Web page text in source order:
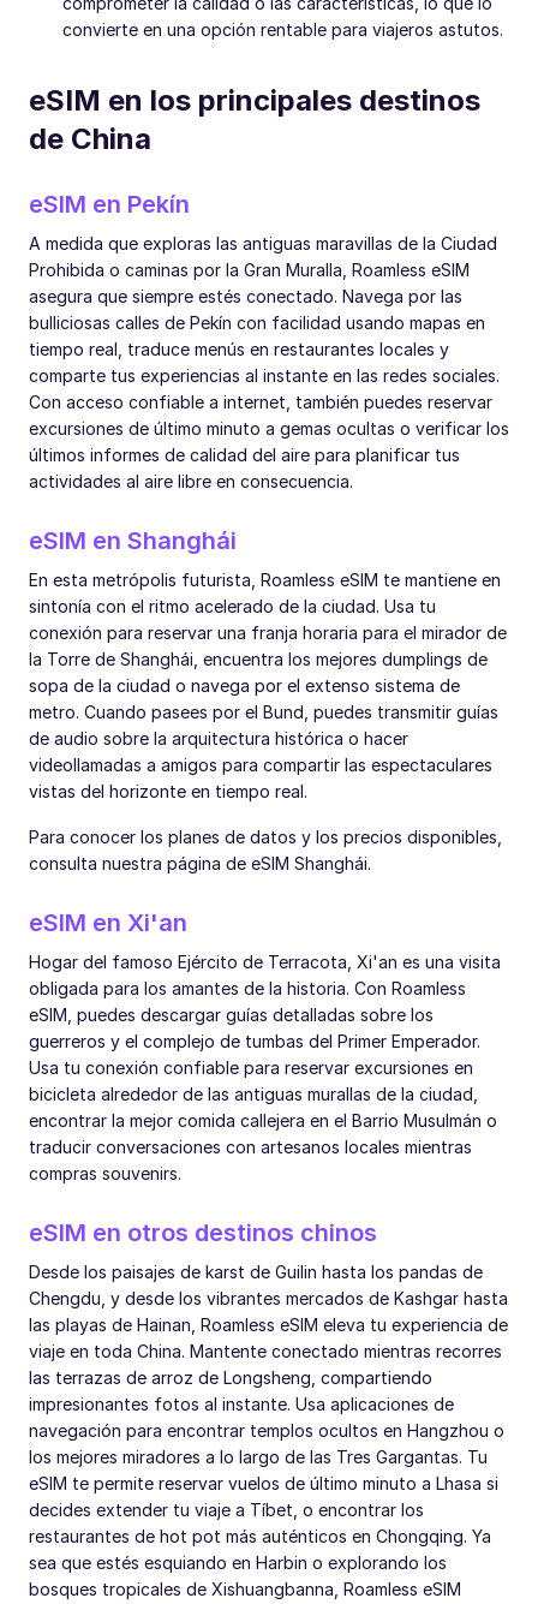
convierte en una opción rentable para viajeros astutos.
eSIM en los principales destinos
de China
eSIM en Pekín
A medida que exploras las antiguas maravillas de la Ciudad
Prohibida o caminas por la Gran Muralla, Roamless eSIM
asegura que siempre estés conectado. Navega por las
bulliciosas calles de Pekín con facilidad usando mapas en
tiempo real, traduce menús en restaurantes locales y
comparte tus experiencias al instante en las redes sociales.
Con acceso confiable a internet, también puedes reservar
excursiones de último minuto a gemas ocultas o verificar los
últimos informes de calidad del aire para planificar tus
actividades al aire libre en consecuencia.
eSIM en Shanghái
En esta metrópolis futurista, Roamless eSIM te mantiene en
sintonía con el ritmo acelerado de la ciudad. Usa tu
conexión para reservar una franja horaria para el mirador de
la Torre de Shanghái, encuentra los mejores dumplings de
sopa de la ciudad o navega por el extenso sistema de
metro. Cuando pasees por el Bund, puedes transmitir guías
de audio sobre la arquitectura histórica o hacer
videollamadas a amigos para compartir las espectaculares
vistas del horizonte en tiempo real.
Para conocer los planes de datos y los precios disponibles,
consulta nuestra página de eSIM Shanghái.
eSIM en Xi'an
Hogar del famoso Ejército de Terracota, Xi'an es una visita
obligada para los amantes de la historia. Con Roamless
eSIM, puedes descargar guías detalladas sobre los
guerreros y el complejo de tumbas del Primer Emperador.
Usa tu conexión confiable para reservar excursiones en
bicicleta alrededor de las antiguas murallas de la ciudad,
encontrar la mejor comida callejera en el Barrio Musulmán o
traducir conversaciones con artesanos locales mientras
compras souvenirs.
eSIM en otros destinos chinos
Desde los paisajes de karst de Guilin hasta los pandas de
Chengdu, y desde los vibrantes mercados de Kashgar hasta
las playas de Hainan, Roamless eSIM eleva tu experiencia de
viaje en toda China. Mantente conectado mientras recorres
las terrazas de arroz de Longsheng, compartiendo
impresionantes fotos al instante. Usa aplicaciones de
navegación para encontrar templos ocultos en Hangzhou o
los mejores miradores a lo largo de las Tres Gargantas. Tu
eSIM te permite reservar vuelos de último minuto a Lhasa si
decides extender tu viaje a Tíbet, o encontrar los
restaurantes de hot pot más auténticos en Chongqing. Ya
sea que estés esquiando en Harbin o explorando los
bosques tropicales de Xishuangbanna, Roamless eSIM